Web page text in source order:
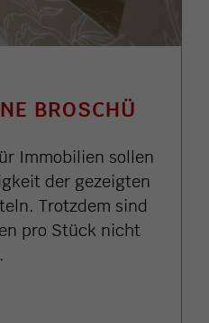
BROSCHÜ
Immobilien sollen
der gezeigten
Trotzdem sind
pro Stück nicht